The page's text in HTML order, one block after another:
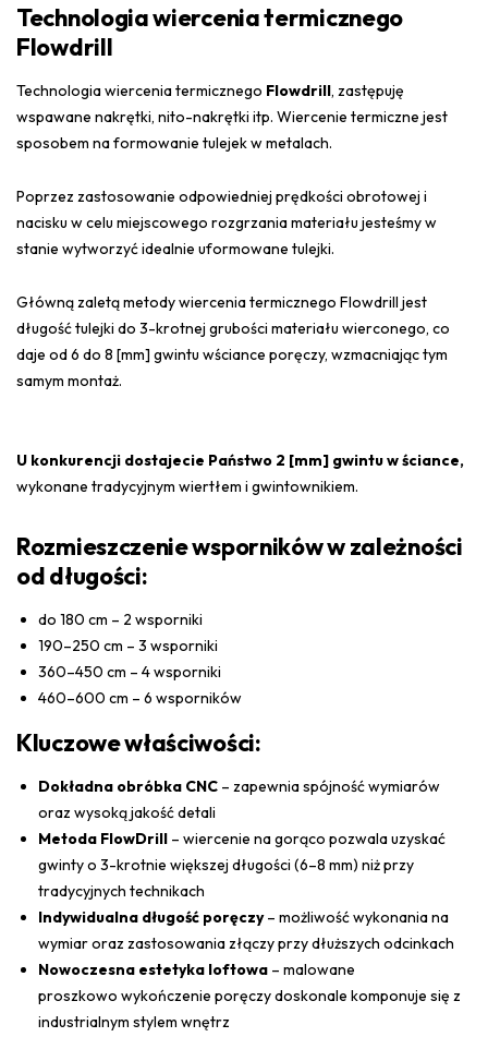
Technologia wiercenia termicznego
Flowdrill
Technologia wiercenia termicznego Flowdrill, zastępuję
wspawane nakrętki, nito-nakrętki itp. Wiercenie termiczne jest
sposobem na formowanie tulejek w metalach.
Poprzez zastosowanie odpowiedniej prędkości obrotowej i
nacisku w celu miejscowego rozgrzania materiału jesteśmy w
stanie wytworzyć idealnie uformowane tulejki.
Główną zaletą metody wiercenia termicznego Flowdrill jest
długość tulejki do 3-krotnej grubości materiału wierconego, co
daje od 6 do 8 [mm] gwintu wściance poręczy, wzmacniając tym
samym montaż.
U konkurencji dostajecie Państwo 2 [mm] gwintu w ściance,
wykonane tradycyjnym wiertłem i gwintownikiem.
Rozmieszczenie wsporników w zależności
od długości:
do 180 cm – 2 wsporniki
190–250 cm – 3 wsporniki
360–450 cm – 4 wsporniki
460–600 cm – 6 wsporników
Kluczowe właściwości:
Dokładna obróbka CNC – zapewnia spójność wymiarów
oraz wysoką jakość detali
Metoda FlowDrill – wiercenie na gorąco pozwala uzyskać
gwinty o 3-krotnie większej długości (6–8 mm) niż przy
tradycyjnych technikach
Indywidualna długość poręczy– możliwość wykonania na
wymiar oraz zastosowania złączy przy dłuższych odcinkach
Nowoczesna estetyka loftowa – malowane
proszkowo wykończenie poręczy doskonale komponuje się z
industrialnym stylem wnętrz